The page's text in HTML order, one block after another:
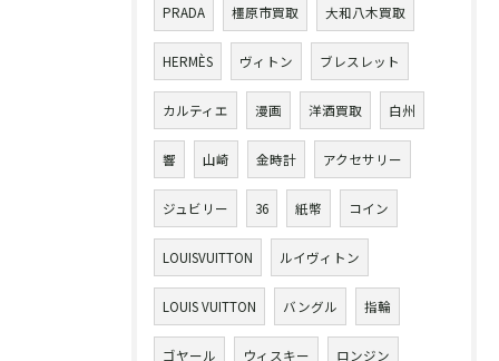
PRADA 橿原市買取 大和八木買取
HERMÈS ヴィトン ブレスレット
カルティエ 漫画 洋酒買取 白州
響 山崎 金時計 アクセサリー
ジュビリー 36 紙幣 コイン
LOUISVUITTON ルイヴィトン
LOUIS VUITTON バングル 指輪
ゴヤール ウィスキー ロンジン